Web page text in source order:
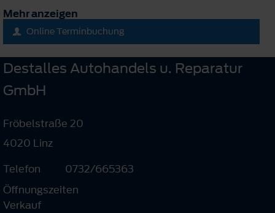
Mehr anzeigen
Online Terminbuchung
Destalles Autohandels u. Reparatur
GmbH
Fröbelstraße 20
4020 Linz
Telefon
0732/665363
Öffnungszeiten
Verkauf